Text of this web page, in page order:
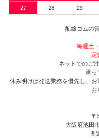
27 28 29
配線コムの
毎週土
定
ネットでのご
承っ
休み明けは発送業務を優先し、
お
〒
大阪府池田
配